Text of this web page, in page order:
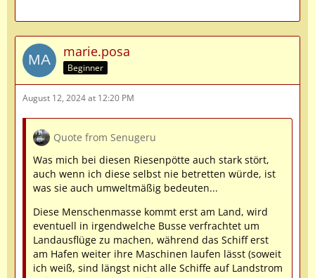
marie.posa
Beginner
August 12, 2024 at 12:20 PM
Quote from Senugeru
Was mich bei diesen Riesenpötte auch stark stört,
auch wenn ich diese selbst nie betretten würde, ist
was sie auch umweltmäßig bedeuten...
Diese Menschenmasse kommt erst am Land, wird
eventuell in irgendwelche Busse verfrachtet um
Landausflüge zu machen, während das Schiff erst
am Hafen weiter ihre Maschinen laufen lässt (soweit
ich weiß, sind längst nicht alle Schiffe auf Landstrom